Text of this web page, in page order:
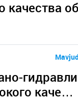
Mavjud
гидравли
качест